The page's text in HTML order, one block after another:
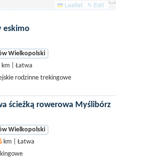
✎ Edit
Leaflet
eskimo
Wielkopolski
km | Łatwa
rodzinne trekingowe
ścieżką rowerowa Myślibórz
Wielkopolski
km | Łatwa